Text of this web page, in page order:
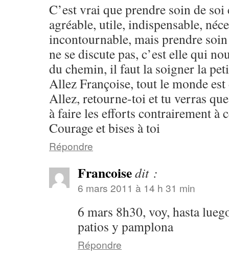
C’est vrai que prendre soin de soi
agréable, utile, indispensable,
incontournable, mais prendre
ne se discute pas, c’est elle qui
du chemin, il faut la soigner la
Allez Françoise, tout le monde
Allez, retourne-toi et tu verras
à faire les efforts contrairement à
Courage et bises à toi
Répondre
Francoisedit :
6 mars 2011 à 14 h 31 min
6 mars 8h30, voy, hasta
patios y pamplona
Répondre